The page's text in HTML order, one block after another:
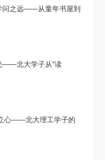
问之远——从童年书屋到
——北大学子从“读
心——北大理工学子的